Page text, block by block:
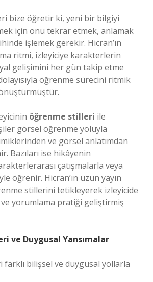
bize öğretir ki, yeni bir bilgiyi
için onu tekrar etmek, anlamak
işlemek gerekir. Hicran’ın
ritmi, izleyiciye karakterlerin
gelişimini her gün takip etme
öğrenme sürecini ritmik
öğrenme stilleri ile
görsel öğrenme yoluyla
ve görsel anlatımdan
Bazıları ise hikâyenin
çatışmalarla veya
öğrenir. Hicran’ın uzun yayın
stillerini tetikleyerek izleyicide
yorumlama pratiği geliştirmiş
ve Duygusal Yansımalar
farklı bilişsel ve duygusal yollarla